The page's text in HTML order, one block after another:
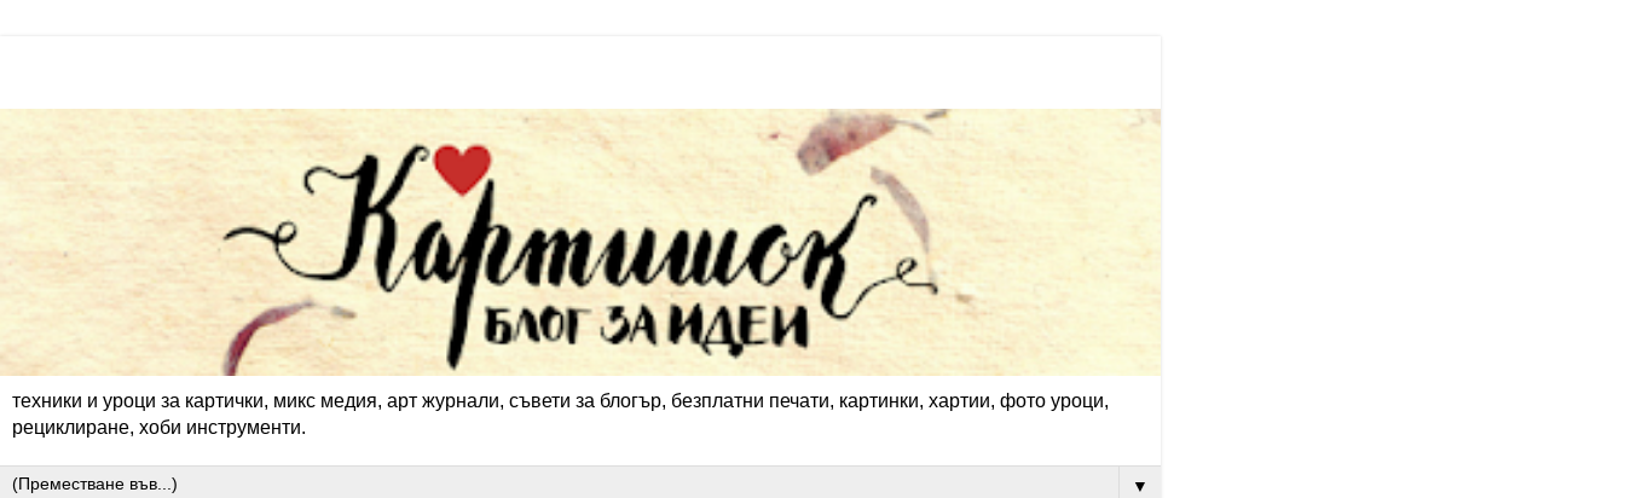
техники и уроци за картички, микс медия, арт журнали, съвети за блогър, безплатни печати, картинки, хартии, фото уроци,
рециклиране, хоби инструменти.
▼